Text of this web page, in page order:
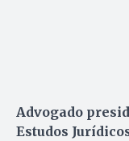
Advogado
Estudos